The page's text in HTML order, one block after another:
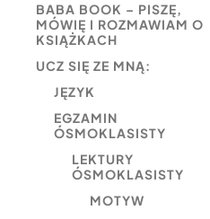
BABA BOOK – PISZĘ,
MÓWIĘ I ROZMAWIAM O
KSIĄŻKACH
UCZ SIĘ ZE MNĄ:
JĘZYK
EGZAMIN
ÓSMOKLASISTY
LEKTURY
ÓSMOKLASISTY
MOTYW